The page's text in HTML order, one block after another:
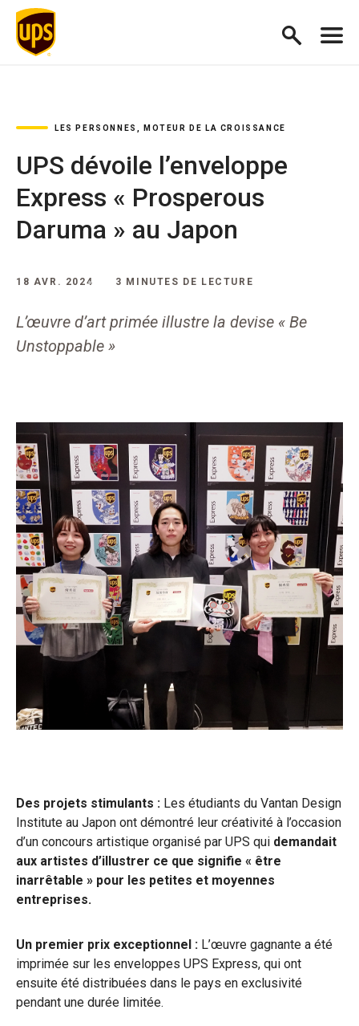
LES PERSONNES, MOTEUR DE LA CROISSANCE
UPS dévoile l’enveloppe
Express « Prosperous
Daruma » au Japon
18 AVR. 2024 3 MINUTES DE LECTURE
L’œuvre d’art primée illustre la devise « Be
Unstoppable »
Des projets stimulants : Les étudiants du Vantan Design
Institute au Japon ont démontré leur créativité à l’occasion
d’un concours artistique organisé par UPS qui demandait
aux artistes d’illustrer ce que signifie « être
inarrêtable » pour les petites et moyennes
entreprises.
Un premier prix exceptionnel : L’œuvre gagnante a été
imprimée sur les enveloppes UPS Express, qui ont
ensuite été distribuées dans le pays en exclusivité
pendant une durée limitée.